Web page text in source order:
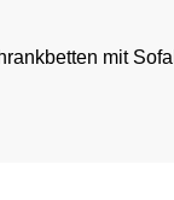
mit Sofa